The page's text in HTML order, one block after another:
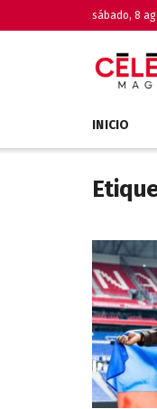
sábado, 8
INICIO